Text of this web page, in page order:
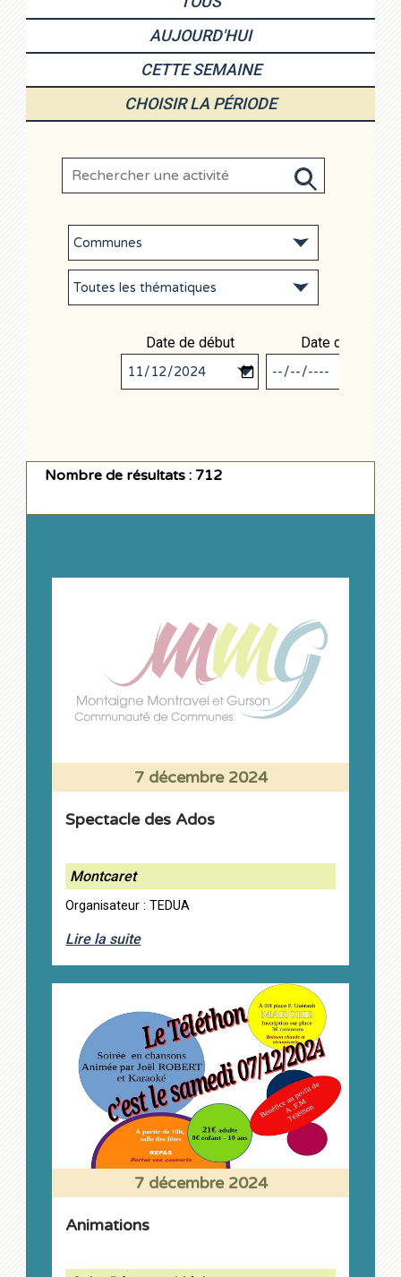
AUJOURD'HUI
CETTE SEMAINE
CHOISIR LA PÉRIODE
Date de début Date de fin
Nombre de résultats : 712
7 décembre 2024
Spectacle des Ados
Montcaret
Organisateur : TEDUA
Lire la suite
7 décembre 2024
Animations